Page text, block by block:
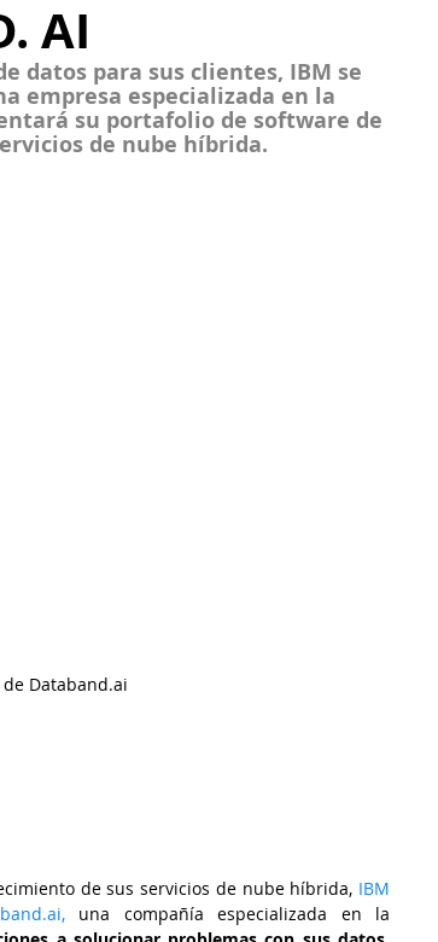
AI
datos para sus clientes, IBM se
empresa especializada en la
su portafolio de software de
de nube híbrida.
Databand.ai
de sus servicios de nube híbrida, IBM